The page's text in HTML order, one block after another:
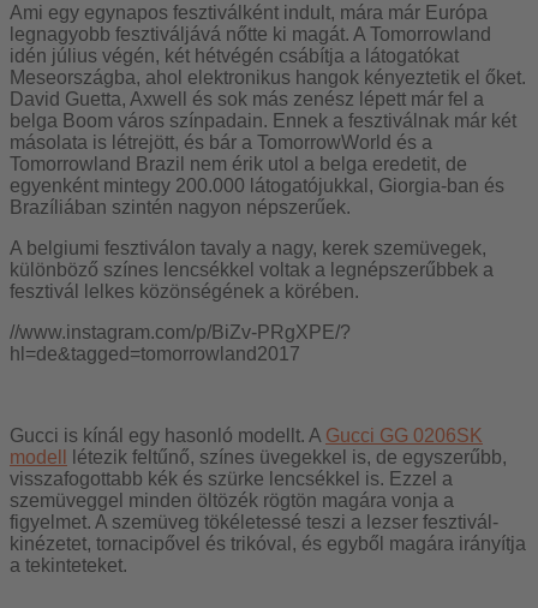
Ami egy egynapos fesztiválként indult, mára már Európa
legnagyobb fesztiváljává nőtte ki magát. A Tomorrowland
idén július végén, két hétvégén csábítja a látogatókat
Meseországba, ahol elektronikus hangok kényeztetik el őket.
David Guetta, Axwell és sok más zenész lépett már fel a
belga Boom város színpadain. Ennek a fesztiválnak már két
másolata is létrejött, és bár a TomorrowWorld és a
Tomorrowland Brazil nem érik utol a belga eredetit, de
egyenként mintegy 200.000 látogatójukkal, Giorgia-ban és
Brazíliában szintén nagyon népszerűek.
A belgiumi fesztiválon tavaly a nagy, kerek szemüvegek,
különböző színes lencsékkel voltak a legnépszerűbbek a
fesztivál lelkes közönségének a körében.
//www.instagram.com/p/BiZv-PRgXPE/?
hl=de&tagged=tomorrowland2017
Gucci is kínál egy hasonló modellt. A Gucci GG 0206SK
modell
létezik feltűnő, színes üvegekkel is, de egyszerűbb,
visszafogottabb kék és szürke lencsékkel is. Ezzel a
szemüveggel minden öltözék rögtön magára vonja a
figyelmet. A szemüveg tökéletessé teszi a lezser fesztivál-
kinézetet, tornacipővel és trikóval, és egyből magára irányítja
a tekinteteket.